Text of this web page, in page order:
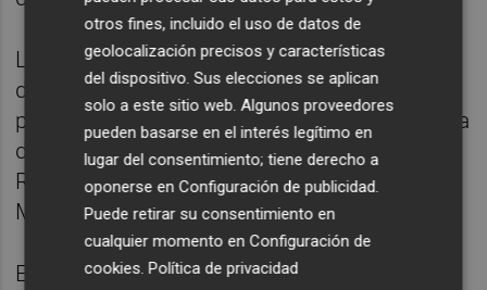
La competitividad en la semifinal femenina
de la mañana del domingo ha sido altísima,
pero solo seis chicas podían pasar a la ronda
definitiva. Finalmente fueron Iziar Martínez,
Rebeca Pérez, Aida Torres, Lucía Sempere,
Michelle Paola y Lucía Miranda.
En la final disputada la tarde del domingo,
otros fines, incluido el uso de datos de
geolocalización precisos y características
del dispositivo. Sus elecciones se aplican
solo a este sitio web. Algunos proveedores
pueden basarse en el interés legítimo en
lugar del consentimiento; tiene derecho a
oponerse enConfiguración de publicidad.
Puede retirar su consentimiento en
cualquier momento enConfiguración de
cookies.Política de privacidad